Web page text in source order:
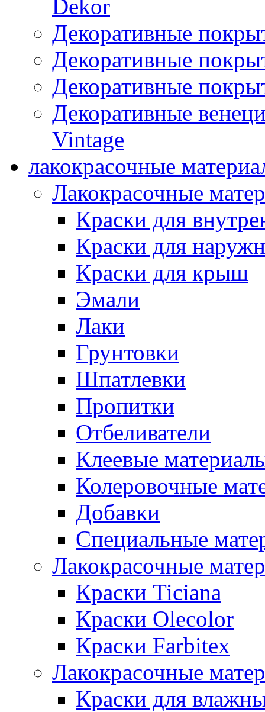
Dekor
Декоративные
Декоративные
Декоративные
Декоративные
Vintage
лакокрасочные
Лакокрасочные
Краски для
Краски для
Краски для крыш
Эмали
Лаки
Грунтовки
Шпатлевки
Пропитки
Отбеливатели
Клеевые
Колеровочные
Добавки
Специальные
Лакокрасочные
Краски Ticiana
Краски Olecolor
Краски Farbitex
Лакокрасочные
Краски для